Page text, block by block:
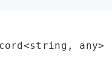
any> |